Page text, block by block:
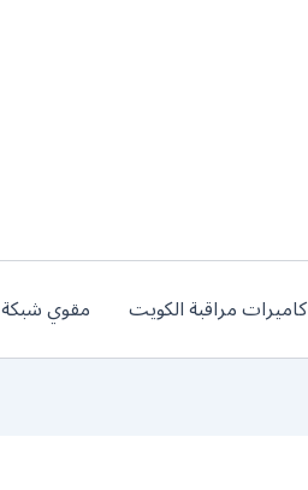
كاميرات مراقبة الكويت مقوي شبكة